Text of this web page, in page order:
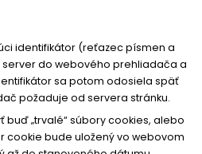
identifikátor (reťazec písmen a
do webového prehliadača a
sa potom odosiela späť
požaduje od servera stránku.
buď „trvalé“ súbory cookies, alebo
cookie bude uložený vo webovom